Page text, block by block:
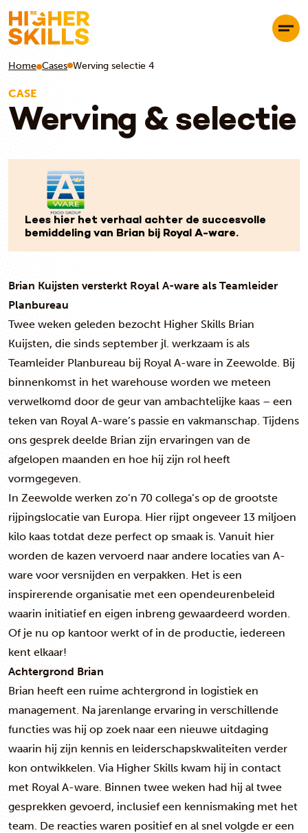
Home Cases Werving selectie 4
CASE
Werving & selectie
Lees hier het verhaal achter de succesvolle
bemiddeling van Brian bij Royal A-ware.
Brian Kuijsten versterkt Royal A-ware als Teamleider
Planbureau
Twee weken geleden bezocht Higher Skills Brian
Kuijsten, die sinds september jl. werkzaam is als
Teamleider Planbureau bij Royal A-ware in Zeewolde. Bij
binnenkomst in het warehouse worden we meteen
verwelkomd door de geur van ambachtelijke kaas – een
teken van Royal A-ware’s passie en vakmanschap. Tijdens
ons gesprek deelde Brian zijn ervaringen van de
afgelopen maanden en hoe hij zijn rol heeft
vormgegeven.
In Zeewolde werken zo’n 70 collega’s op de grootste
rijpingslocatie van Europa. Hier rijpt ongeveer 13 miljoen
kilo kaas totdat deze perfect op smaak is. Vanuit hier
worden de kazen vervoerd naar andere locaties van A-
ware voor versnijden en verpakken. Het is een
inspirerende organisatie met een opendeurenbeleid
waarin initiatief en eigen inbreng gewaardeerd worden.
Of je nu op kantoor werkt of in de productie, iedereen
kent elkaar!
Achtergrond Brian
Brian heeft een ruime achtergrond in logistiek en
management. Na jarenlange ervaring in verschillende
functies was hij op zoek naar een nieuwe uitdaging
waarin hij zijn kennis en leiderschapskwaliteiten verder
kon ontwikkelen. Via Higher Skills kwam hij in contact
met Royal A-ware. Binnen twee weken had hij al twee
gesprekken gevoerd, inclusief een kennismaking met het
team. De reacties waren positief en al snel volgde er een